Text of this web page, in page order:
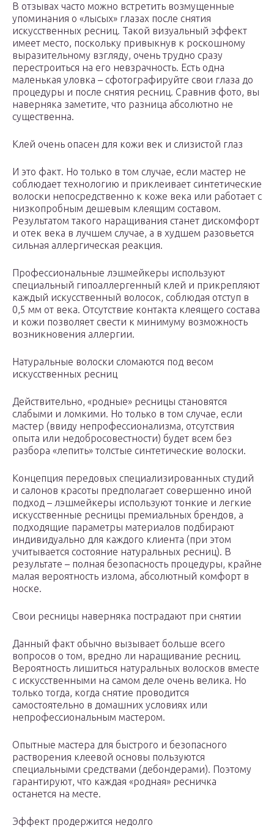
В отзывах часто можно встретить возмущенные
упоминания о «лысых» глазах после снятия
искусственных ресниц. Такой визуальный эффект
имеет место, поскольку привыкнув к роскошному
выразительному взгляду, очень трудно сразу
перестроиться на его невзрачность. Есть одна
маленькая уловка – сфотографируйте свои глаза до
процедуры и после снятия ресниц. Сравнив фото, вы
наверняка заметите, что разница абсолютно не
существенна.
Клей очень опасен для кожи век и слизистой глаз
И это факт. Но только в том случае, если мастер не
соблюдает технологию и приклеивает синтетические
волоски непосредственно к коже века или работает с
низкопробным дешевым клеящим составом.
Результатом такого наращивания станет дискомфорт
и отек века в лучшем случае, а в худшем разовьется
сильная аллергическая реакция.
Профессиональные лэшмейкеры используют
специальный гипоаллергенный клей и прикрепляют
каждый искусственный волосок, соблюдая отступ в
0,5 мм от века. Отсутствие контакта клеящего состава
и кожи позволяет свести к минимуму возможность
возникновения аллергии.
Натуральные волоски сломаются под весом
искусственных ресниц
Действительно, «родные» ресницы становятся
слабыми и ломкими. Но только в том случае, если
мастер (ввиду непрофессионализма, отсутствия
опыта или недобросовестности) будет всем без
разбора «лепить» толстые синтетические волоски.
Концепция передовых специализированных студий
и салонов красоты предполагает совершенно иной
подход – лэшмейкеры используют тонкие и легкие
искусственные ресницы премиальных брендов, а
подходящие параметры материалов подбирают
индивидуально для каждого клиента (при этом
учитывается состояние натуральных ресниц). В
результате – полная безопасность процедуры, крайне
малая вероятность излома, абсолютный комфорт в
носке.
Свои ресницы наверняка пострадают при снятии
Данный факт обычно вызывает больше всего
вопросов о том, вредно ли наращивание ресниц.
Вероятность лишиться натуральных волосков вместе
с искусственными на самом деле очень велика. Но
только тогда, когда снятие проводится
самостоятельно в домашних условиях или
непрофессиональным мастером.
Опытные мастера для быстрого и безопасного
растворения клеевой основы пользуются
специальными средствами (дебондерами). Поэтому
гарантируют, что каждая «родная» ресничка
останется на месте.
Эффект продержится недолго